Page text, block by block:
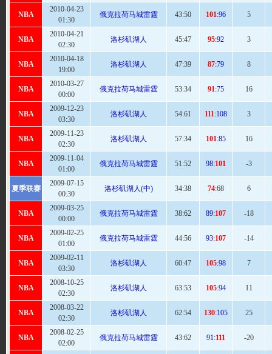
NBA
2010-04-23
01:30
俄克拉荷马城雷霆 43:50 101:96 5
NBA
2010-04-21
02:30
洛杉矶湖人 45:47 95:92 3
NBA
2010-04-18
19:00
洛杉矶湖人 47:39 87:79 8
NBA
2010-03-27
00:00
俄克拉荷马城雷霆 53:34 91:75 16
NBA
2009-12-23
03:30
洛杉矶湖人 54:61 111:108 3
NBA
2009-11-23
02:30
洛杉矶湖人 57:34 101:85 16
NBA
2009-11-04
01:00
俄克拉荷马城雷霆 51:52 98:101 -3
夏季联赛
2009-07-15
00:30
洛杉矶湖人(中) 34:38 74:68 6
NBA
2009-03-25
00:00
俄克拉荷马城雷霆 38:62 89:107 -18
NBA
2009-02-25
01:00
俄克拉荷马城雷霆 44:56 93:107 -14
NBA
2009-02-11
03:30
洛杉矶湖人 60:47 105:98 7
NBA
2008-10-25
02:30
洛杉矶湖人 63:53 105:94 11
NBA
2008-03-22
02:30
洛杉矶湖人 62:54 130:105 25
NBA
2008-02-25
02:00
俄克拉荷马城雷霆 43:62 91:111 -20